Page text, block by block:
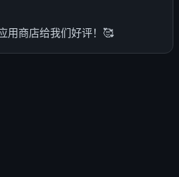
用商店给我们好评！🥰